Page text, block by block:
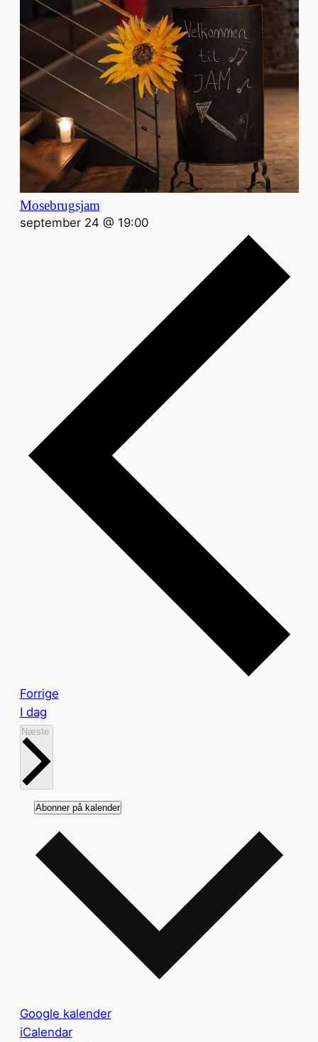
Mosebrugsjam
september 24 @ 19:00
ForrigeBegivenheder
I dag
Næste
Abonner på kalender
Google kalender
iCalendar